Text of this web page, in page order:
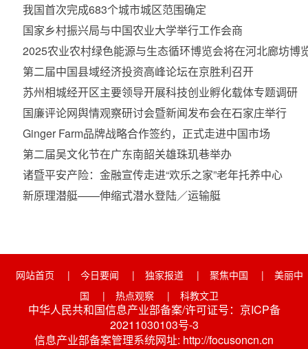
我国首次完成683个城市城区范围确定
国家乡村振兴局与中国农业大学举行工作会商
2025农业农村绿色能源与生态循环博览会将在河北廊坊博
第二届中国县域经济投资高峰论坛在京胜利召开
苏州相城经开区主要领导开展科技创业孵化载体专题调研
国廉评论网舆情观察研讨会暨新闻发布会在石家庄举行
Ginger Farm品牌战略合作签约，正式走进中国市场
第二届吴文化节在广东南韶关雄珠玑巷举办
诸暨平安产险：金融宣传走进“欢乐之家”老年托养中心
新原理潜艇——伸缩式潜水登陆／运输艇
网站首页 | 今日要闻 | 独家报道 | 聚焦中国 |
美丽中
国
| 热点观察 | 科教文卫
中华人民共和国信息产业部备案/许可证号：京ICP备
20211030103号-3
信息产业部备案管理系统网址: http://focusoncn.cn